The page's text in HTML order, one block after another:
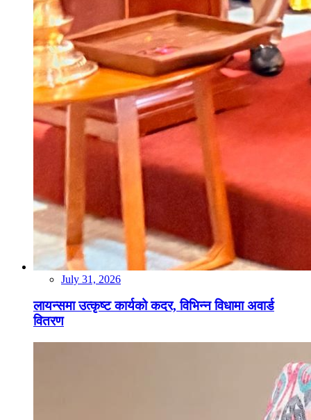
July 31, 2026
लायन्समा उत्कृष्ट कार्यको कदर, विभिन्न विधामा अवार्ड
वितरण